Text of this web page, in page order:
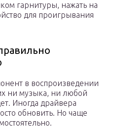
гарнитуры, нажать на
для проигрывания
в воспроизведении
ни музыка, ни любой
Иногда драйвера
обновить. Но чаще